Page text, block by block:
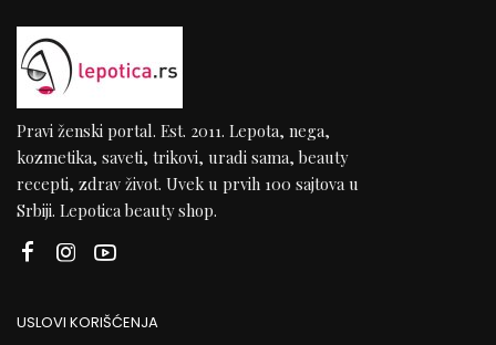
Pravi ženski portal. Est. 2011. Lepota, nega,
kozmetika, saveti, trikovi, uradi sama, beauty
recepti, zdrav život. Uvek u prvih 100 sajtova u
Srbiji. Lepotica beauty shop.
USLOVI KORIŠĆENJA